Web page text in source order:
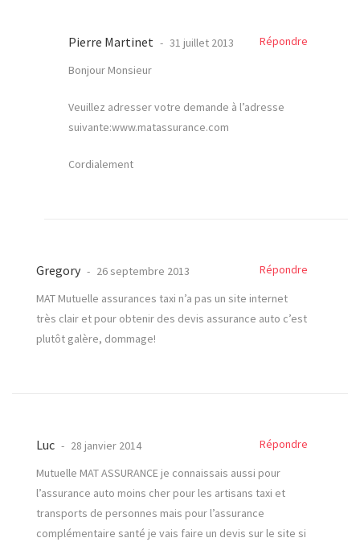
Pierre Martinet 31 juillet 2013
Répondre
Bonjour Monsieur
Veuillez adresser votre demande à l’adresse
suivante:www.matassurance.com
Cordialement
Gregory 26 septembre 2013
Répondre
MAT Mutuelle assurances taxi n’a pas un site internet
très clair et pour obtenir des devis assurance auto c’est
plutôt galère, dommage!
Luc 28 janvier 2014
Répondre
Mutuelle MAT ASSURANCE je connaissais aussi pour
l’assurance auto moins cher pour les artisans taxi et
transports de personnes mais pour l’assurance
complémentaire santé je vais faire un devis sur le site si